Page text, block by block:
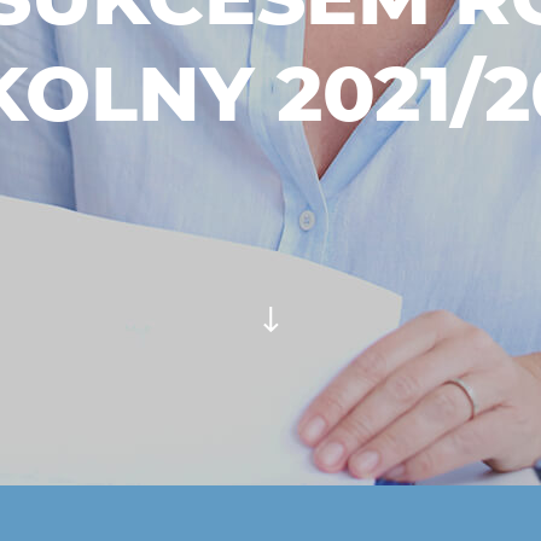
2021/